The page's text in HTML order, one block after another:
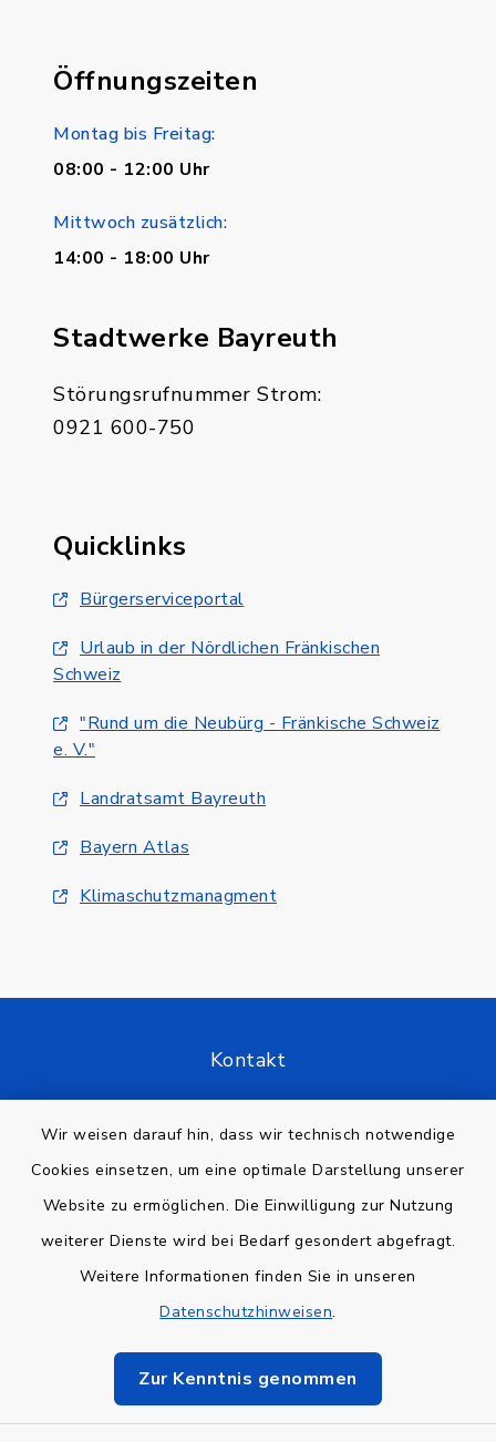
Wir weisen darauf hin, dass wir technisch notwendige
Cookies einsetzen, um eine optimale Darstellung unserer
Website zu ermöglichen. Die Einwilligung zur Nutzung
weiterer Dienste wird bei Bedarf gesondert abgefragt.
Weitere Informationen finden Sie in unseren
Datenschutzhinweisen.
Zur Kenntnis genommen
Öffnungszeiten
Montag bis Freitag:
08:00 - 12:00 Uhr
Mittwoch zusätzlich:
14:00 - 18:00 Uhr
Stadtwerke Bayreuth
Störungsrufnummer Strom:
0921 600-750
Quicklinks
Bürgerserviceportal
Urlaub in der Nördlichen Fränkischen
Schweiz
"Rund um die Neubürg - Fränkische Schweiz
e. V."
Landratsamt Bayreuth
Bayern Atlas
Klimaschutzmanagment
Kontakt
Datenschutz
Impressum
Sitemap
Cookie-Einstellungen